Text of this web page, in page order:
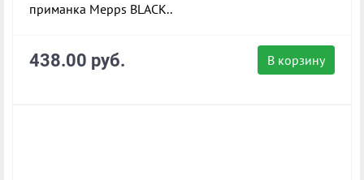
приманка Mepps BLACK..
В корзину
438.00 руб.